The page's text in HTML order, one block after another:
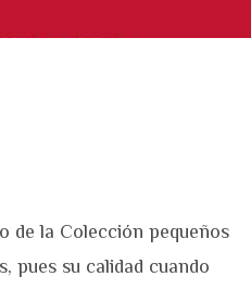
de la Colección pequeños
pues su calidad cuando